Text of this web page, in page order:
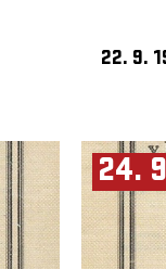
22. 9.
24.